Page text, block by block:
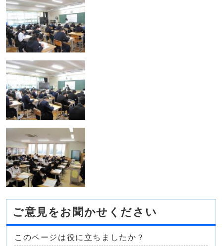
ご意見をお聞かせください
このページは役に立ちましたか？